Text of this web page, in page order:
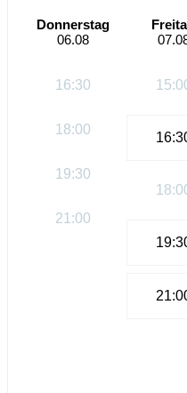
31 1 2
Donnerstag
06.08
16:30
18:00
19:30
21:00